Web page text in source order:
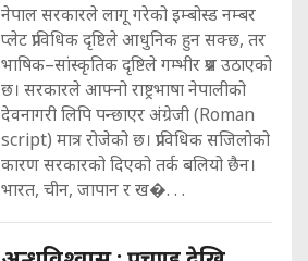
नेपाल सरकारले लागू गरेको इम्बोस्ड नम्बर
प्लेट प्राविधिक दृष्टिले आधुनिक हुन सक्छ, तर
भाषिक–सांस्कृतिक दृष्टिले गम्भीर प्रश्न उठाएको
छ। सरकारले आफ्नो राष्ट्रभाषा नेपालीको
देवनागरी लिपि पन्छाएर अंग्रेजी (Roman
script) मात्र रोजेको छ। प्राविधिक सजिलोको
कारण सरकारको दिएको तर्क बलियो छैन।
भारत, चीन, जापान र ख�. . .